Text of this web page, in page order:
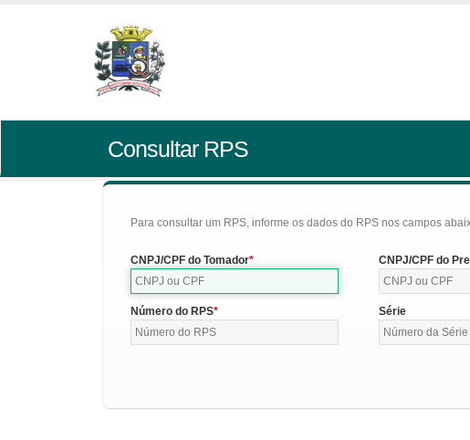
Consultar RPS
Para consultar um RPS, informe os dados do RPS nos campos
CNPJ/CPF do Tomador CNPJ/CPF do
Número do RPS Série